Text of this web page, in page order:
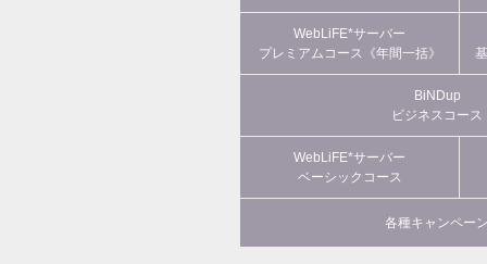
WebLiFE*サーバー
プレミアムコース《年間一括》
BiNDup
ビジネスコース
WebLiFE*サーバー
ベーシックコース
各種キャンペー